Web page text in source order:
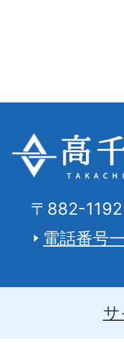
〒882-
電話番号